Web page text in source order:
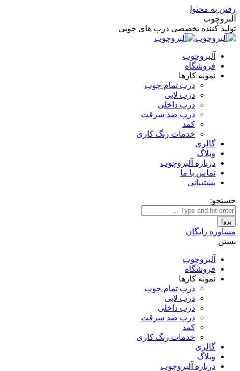
رفتن به محتوا
آلبروچوب
تولید کننده تخصصی درب های چوبی
آلبروچوب
فروشگاه
نمونه کارها
درب تمام چوب
درب لابی
درب داخلی
درب ضد سرقت
کمد
خدمات رنگ کاری
گالری
وبلاگ
درباره آلبروچوب
تماس با ما
پشتیبانی
جستجو:
مشاوره رایگان
بستن
آلبروچوب
فروشگاه
نمونه کارها
درب تمام چوب
درب لابی
درب داخلی
درب ضد سرقت
کمد
خدمات رنگ کاری
گالری
وبلاگ
درباره آلبروچوب